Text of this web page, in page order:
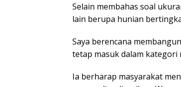
Selain membahas soal
lain berupa hunian
Saya berencana
tetap masuk dalam kategori
Ia berharap masyarakat